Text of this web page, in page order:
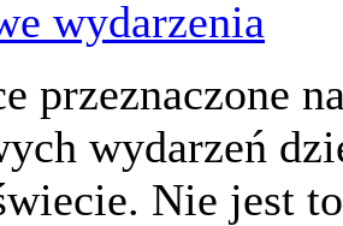
wydarzenia
przeznaczone
wydarzeń
Nie jest